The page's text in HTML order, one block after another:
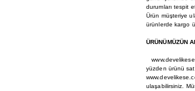
durumları tespit
Ürün müşteriye
ürünlerde kargo
ÜRÜNÜMÜZÜN
yüzden ürünü
ulaşabilirsiniz.